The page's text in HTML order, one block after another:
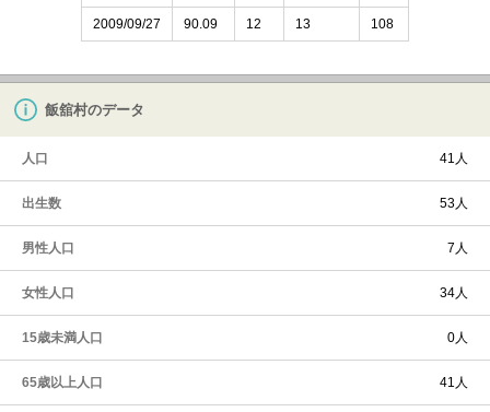
2009/09/27 90.09 12 13 108
飯舘村のデータ
人口 41人
出生数 53人
男性人口 7人
女性人口 34人
15歳未満人口 0人
65歳以上人口 41人